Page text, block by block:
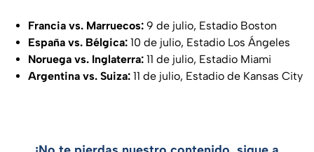
Francia vs. Marruecos: 9 de julio, Estadio Boston
España vs. Bélgica: 10 de julio, Estadio Los Ángeles
Noruega vs. Inglaterra: 11 de julio, Estadio Miami
Argentina vs. Suiza: 11 de julio, Estadio de Kansas City